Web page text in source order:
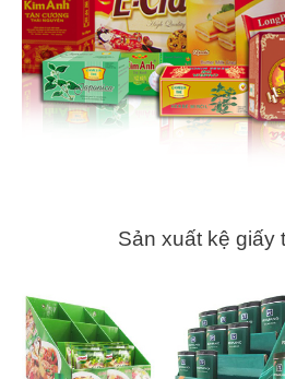
Sản xuất kệ giấy